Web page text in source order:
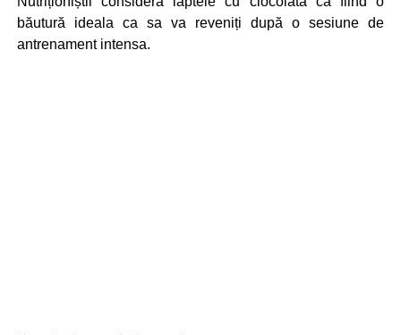
băutură ideala ca sa va reveniți după o sesiune de
antrenament intensa.